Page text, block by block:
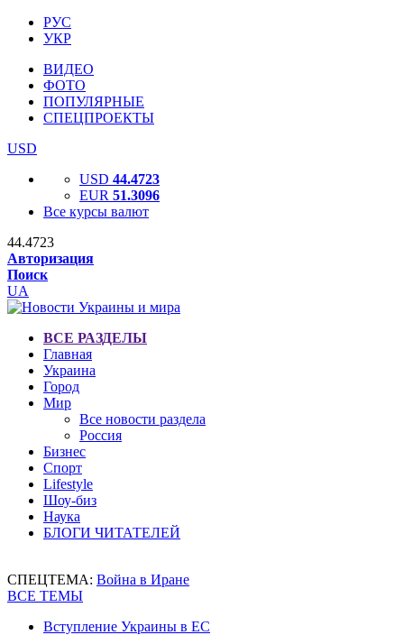
РУС
УКР
ВИДЕО
ФОТО
ПОПУЛЯРНЫЕ
СПЕЦПРОЕКТЫ
USD
USD 44.4723
EUR 51.3096
Все курсы валют
44.4723
Авторизация
Поиск
UA
ВСЕ РАЗДЕЛЫ
Главная
Украина
Город
Мир
Все новости раздела
Россия
Бизнес
Спорт
Lifestyle
Шоу-биз
Наука
БЛОГИ ЧИТАТЕЛЕЙ
СПЕЦТЕМА: Война в Иране
ВСЕ ТЕМЫ
Вступление Украины в ЕС